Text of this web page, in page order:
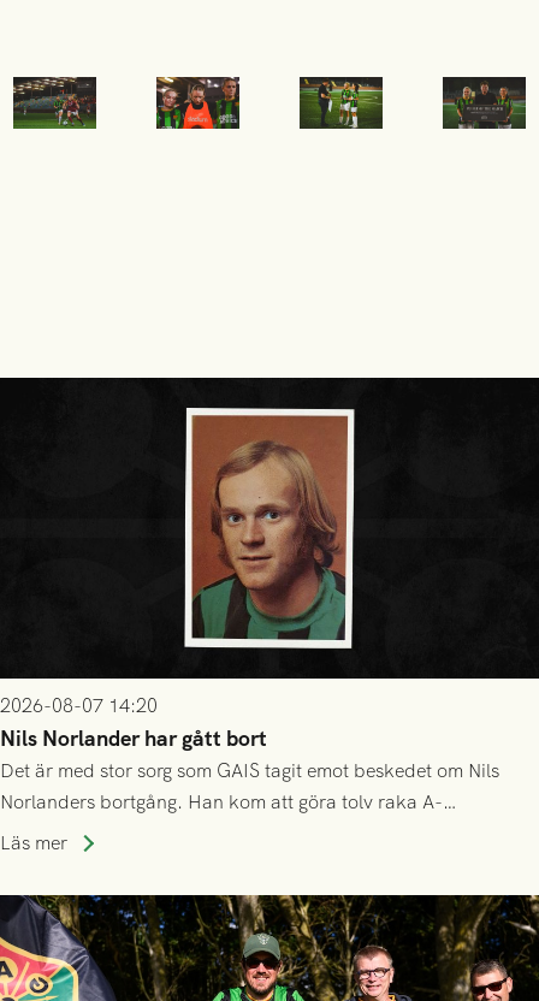
2026-08-07 14:20
Nils Norlander har gått bort
Det är med stor sorg som GAIS tagit emot beskedet om Nils
Norlanders bortgång. Han kom att göra tolv raka A-
lagssäsonger i Grönsvart och är en av få spelare som i GAIS
Läs mer